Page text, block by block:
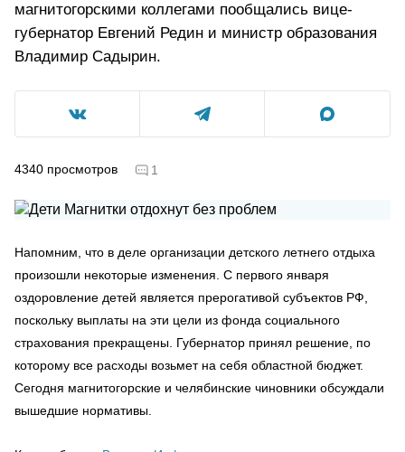
магнитогорскими коллегами пообщались вице-
губернатор Евгений Редин и министр образования
Владимир Садырин.
4340 просмотров 1
Напомним, что в деле организации детского летнего отдыха
произошли некоторые изменения. С первого января
оздоровление детей является прерогативой субъектов РФ,
поскольку выплаты на эти цели из фонда социального
страхования прекращены. Губернатор принял решение, по
которому все расходы возьмет на себя областной бюджет.
Сегодня магнитогорские и челябинские чиновники обсуждали
вышедшие нормативы.